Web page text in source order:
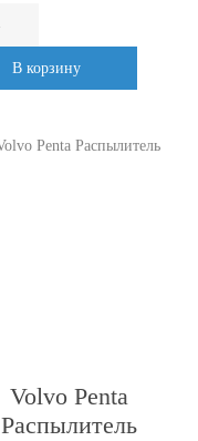
В корзину
Volvo Penta
Распылитель